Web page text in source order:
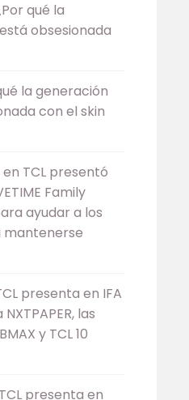
qué la
obsesionada
la generación
con el skin
en TCL presentó
Family
ayudar a los
mantenerse
presenta en IFA
las
y TCL 10
TCL presenta en